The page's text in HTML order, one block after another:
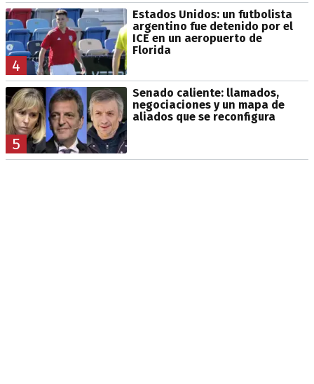
4
Estados Unidos: un futbolista
argentino fue detenido por el
ICE en un aeropuerto de
Florida
5
Senado caliente: llamados,
negociaciones y un mapa de
aliados que se reconfigura